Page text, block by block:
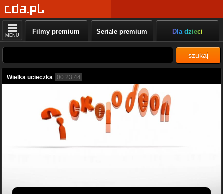
MENU Filmy premium Seriale premium Dla dzieci
szukaj
Wielka ucieczka 00:23:44